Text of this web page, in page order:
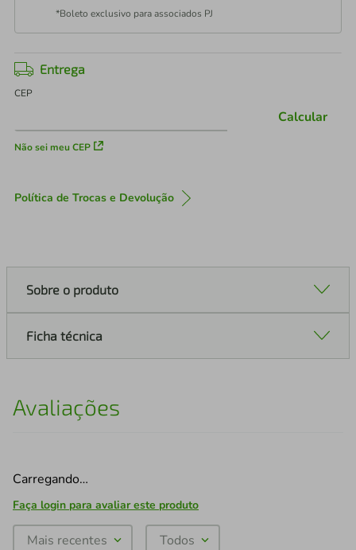
*Boleto exclusivo para associados PJ
Entrega
CEP
Não sei meu CEP
Calcular
Política de Trocas e Devolução
Sobre o produto
Ficha técnica
Avaliações
Carregando…
Faça login para avaliar este produto
Mais recentes Todos